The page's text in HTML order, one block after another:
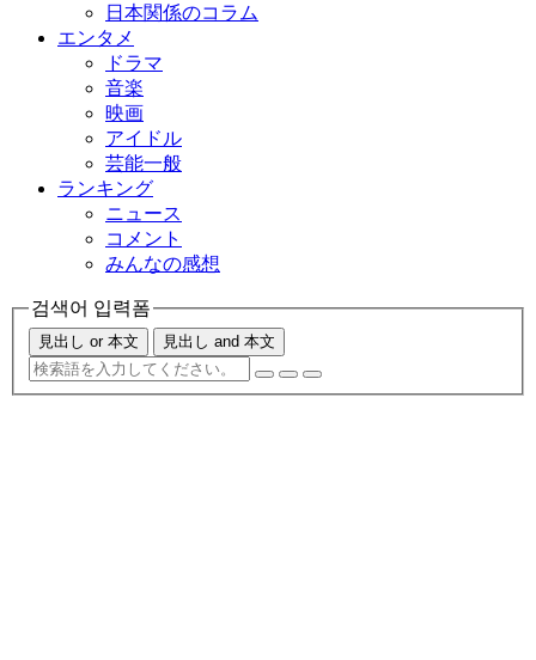
日本関係のコラム
エンタメ
ドラマ
音楽
映画
アイドル
芸能一般
ランキング
ニュース
コメント
みんなの感想
검색어 입력폼
見出し or 本文 見出し and 本文